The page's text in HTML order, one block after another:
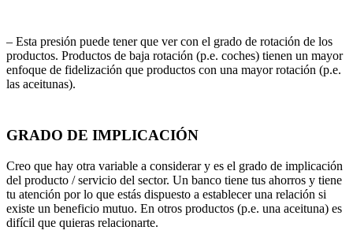
– Esta presión puede tener que ver con el grado de rotación de los
productos. Productos de baja rotación (p.e. coches) tienen un mayor
enfoque de fidelización que productos con una mayor rotación (p.e.
las aceitunas).
GRADO DE IMPLICACIÓN
Creo que hay otra variable a considerar y es el grado de implicación
del producto / servicio del sector. Un banco tiene tus ahorros y tiene
tu atención por lo que estás dispuesto a establecer una relación si
existe un beneficio mutuo. En otros productos (p.e. una aceituna) es
difícil que quieras relacionarte.